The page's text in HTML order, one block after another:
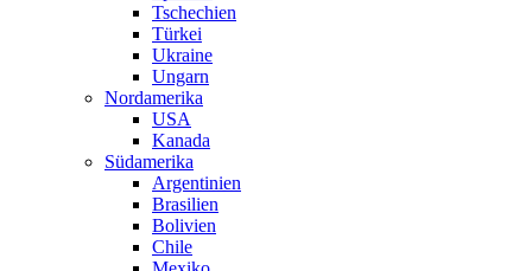
Tschechien
Türkei
Ukraine
Ungarn
Nordamerika
USA
Kanada
Südamerika
Argentinien
Brasilien
Bolivien
Chile